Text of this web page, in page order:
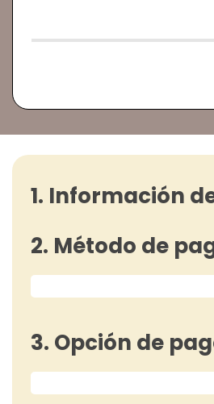
1. Información
2. Método de
3. Opción de